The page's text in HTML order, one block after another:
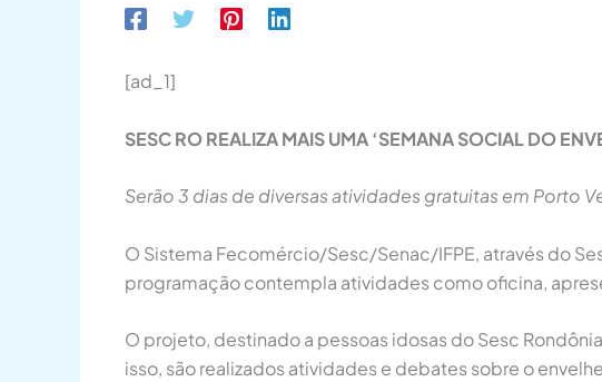
[ad_1]
SESC RO REALIZA MAIS UMA ‘SEMANA SOCIAL DO
Serão 3 dias de diversas atividades gratuitas em Porto
O Sistema Fecomércio/Sesc/Senac/IFPE, através do
programação contempla atividades como oficina,
O projeto, destinado a pessoas idosas do Sesc
isso, são realizados atividades e debates sobre o